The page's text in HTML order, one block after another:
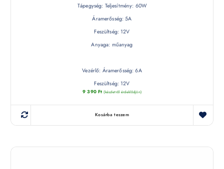
Tápegység: Teljesítmény: 60W
Áramerősség: 5A
Feszültség: 12V
Anyaga: műanyag
Vezérlő: Áramerősség: 6A
Feszültség: 12V
9 390 Ft (készletről érdeklődjön)
Kosárba teszem